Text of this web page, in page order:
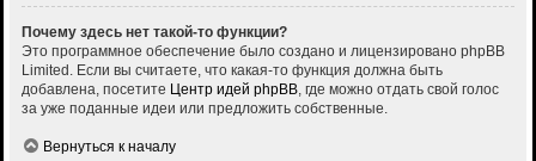
Почему здесь нет такой-то функции?
Это программное обеспечение было создано и лицензировано phpBB
Limited. Если вы считаете, что какая-то функция должна быть
добавлена, посетите Центр идей phpBB, где можно отдать свой голос
за уже поданные идеи или предложить собственные.
Вернуться к началу